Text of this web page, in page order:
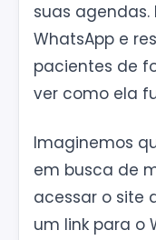
suas
WhatsApp e
pacientes de
ver como ela
Imaginemos
em busca de
acessar o site
um link para o